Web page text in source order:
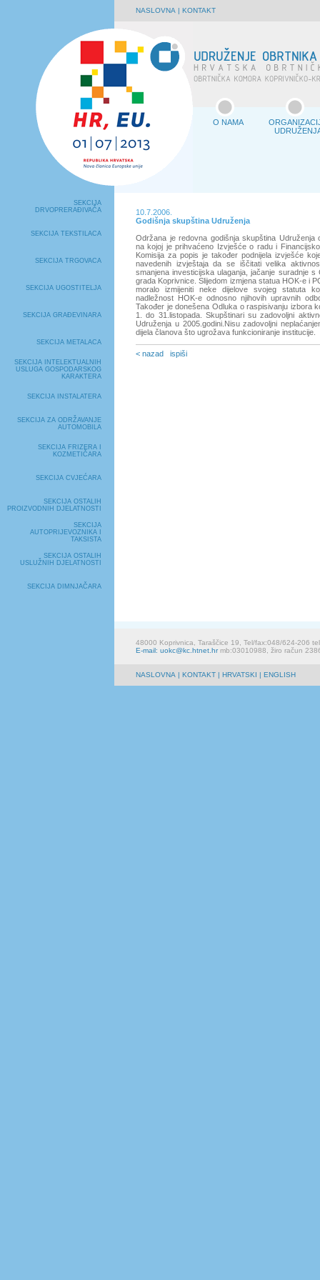
NASLOVNA | KONTAKT
O NAMA
SEKCIJA
DRVOPRERAĐIVAČA
SEKCIJA TEKSTILACA
SEKCIJA TRGOVACA
SEKCIJA UGOSTITELJA
SEKCIJA GRAĐEVINARA
SEKCIJA METALACA
SEKCIJA INTELEKTUALNIH
USLUGA GOSPODARSKOG
KARAKTERA
SEKCIJA INSTALATERA
SEKCIJA ZA ODRŽAVANJE
AUTOMOBILA
SEKCIJA FRIZERA I
KOZMETIČARA
SEKCIJA CVJEĆARA
SEKCIJA OSTALIH
PROIZVODNIH DJELATNOSTI
SEKCIJA
AUTOPRIJEVOZNIKA I
TAKSISTA
SEKCIJA OSTALIH
USLUŽNIH DJELATNOSTI
SEKCIJA DIMNJAČARA
10.7.2006.
Godišnja skupština Udruženja
Održana je redovna godišnja skupština Udruženja
na kojoj je prihvaćeno Izvješće o radu i
Komisija za popis je također podnijela izvješće
navedenih izvještaja da se iščitati velika
smanjena investicijska ulaganja, jačanje suradnje s
grada Koprivnice. Slijedom izmjena statua HOK-e i
moralo izmijeniti neke dijelove svojeg statuta
nadležnost HOK-e odnosno njihovih upravnih
Također je donešena Odluka o raspisivanju izbora
1. do 31.listopada. Skupštinari su zadovoljni
Udruženja u 2005.godini.Nisu zadovoljni
dijela članova što ugrožava funkcioniranje institucije.
< nazad ispiši
48000 Koprivnica, Taraščice 19, Tel/fax:048/624-206
E-mail: uokc@kc.htnet.hrmb:03010988, žiro račun
NASLOVNA | KONTAKT | HRVATSKI | ENGLISH